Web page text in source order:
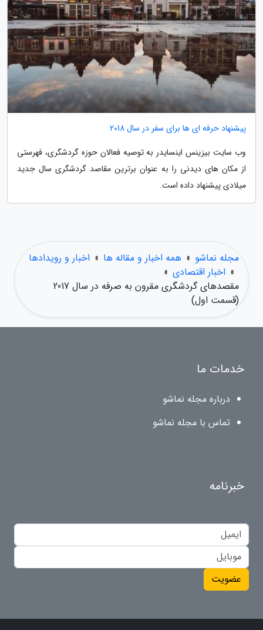
پیشنهاد حرفه ای ها برای سفر در سال 2018
وب سایت بیزینس اینسایدر به توصیه فعالان حوزه گردشگری، فهرستی
از مکان های دیدنی را به عنوان برترین مقاصد گردشگری سال جدید
میلادی پیشنهاد داده است.
مجله نماشو » همه اخبار و مقاله ها » اخبار و رویدادها
» اخبار اقتصادی »
مقصدهای گردشگری مقرون به صرفه در سال 2017
(قسمت اول)
خدمات ما
درباره مجله نماشو
تماس با مجله نماشو
خبرنامه
عضویت